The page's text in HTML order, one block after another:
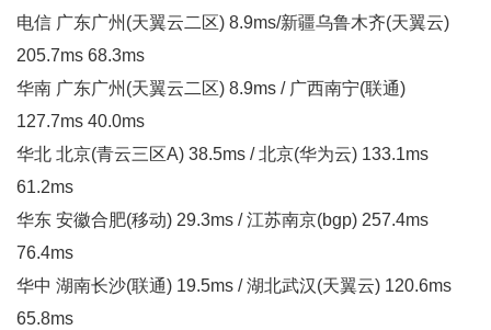
电信 广东广州(天翼云二区) 8.9ms/新疆乌鲁木齐(天翼云)
205.7ms 68.3ms
华南 广东广州(天翼云二区) 8.9ms / 广西南宁(联通)
127.7ms 40.0ms
华北 北京(青云三区A) 38.5ms / 北京(华为云) 133.1ms
61.2ms
华东 安徽合肥(移动) 29.3ms / 江苏南京(bgp) 257.4ms
76.4ms
华中 湖南长沙(联通) 19.5ms / 湖北武汉(天翼云) 120.6ms
65.8ms